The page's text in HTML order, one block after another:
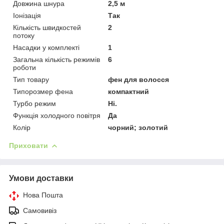
Довжина шнура
2,5 м
Іонізація
Так
Кількість швидкостей
потоку
2
Насадки у комплекті
1
Загальна кількість режимів
роботи
6
Тип товару
фен для волосся
Типорозмер фена
компактний
Турбо режим
Ні.
Функція холодного повітря
Да
Колір
чорний; золотий
Приховати
Умови доставки
Нова Пошта
Самовивіз